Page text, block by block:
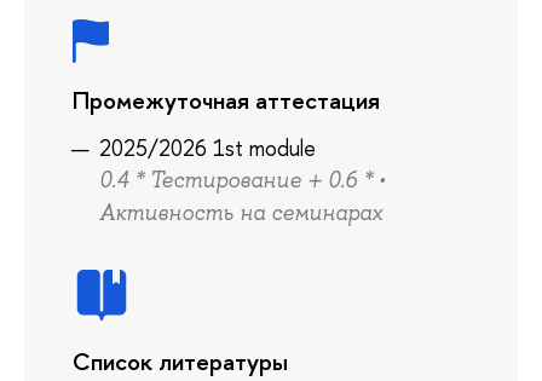
Промежуточная аттестация
2025/2026 1st module
0.4 * Тестирование + 0.6 * •
Активность на семинарах
Список литературы